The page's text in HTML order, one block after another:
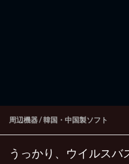
周辺機器/韓国・中国製ソフト
うっかり、ウイルスバ